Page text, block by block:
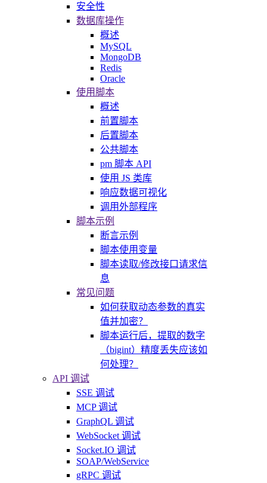
安全性
数据库操作
概述
MySQL
MongoDB
Redis
Oracle
使用脚本
概述
前置脚本
后置脚本
公共脚本
pm 脚本 API
使用 JS 类库
响应数据可视化
调用外部程序
脚本示例
断言示例
脚本使用变量
脚本读取/修改接口请求信
息
常见问题
如何获取动态参数的真实
值并加密？
脚本运行后，提取的数字
（bigint）精度丢失应该如
何处理？
API 调试
SSE 调试
MCP 调试
GraphQL 调试
WebSocket 调试
Socket.IO 调试
SOAP/WebService
gRPC 调试